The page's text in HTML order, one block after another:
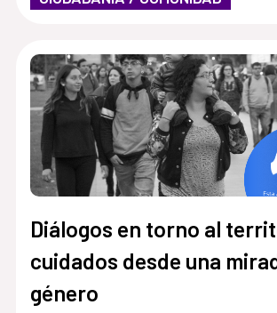
Diálogos en torno al
cuidados desde una
género